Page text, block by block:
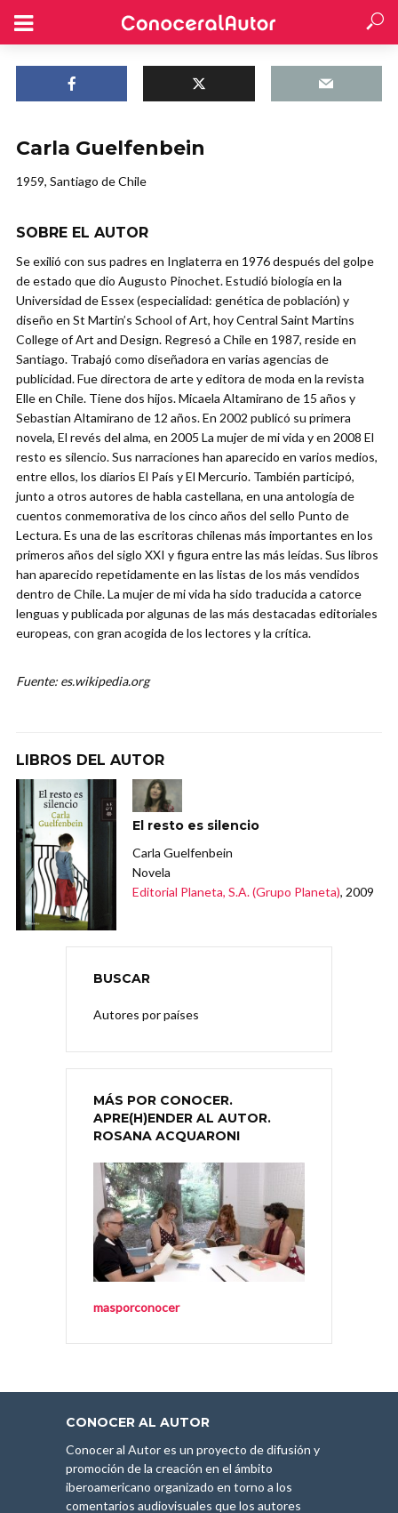
Carla Guelfenbein
1959, Santiago de Chile
SOBRE EL AUTOR
Se exilió con sus padres en Inglaterra en 1976 después del golpe
de estado que dio Augusto Pinochet. Estudió biología en la
Universidad de Essex (especialidad: genética de población) y
diseño en St Martin’s School of Art, hoy Central Saint Martins
College of Art and Design. Regresó a Chile en 1987, reside en
Santiago. Trabajó como diseñadora en varias agencias de
publicidad. Fue directora de arte y editora de moda en la revista
Elle en Chile. Tiene dos hijos. Micaela Altamirano de 15 años y
Sebastian Altamirano de 12 años. En 2002 publicó su primera
novela, El revés del alma, en 2005 La mujer de mi vida y en 2008 El
resto es silencio. Sus narraciones han aparecido en varios medios,
entre ellos, los diarios El País y El Mercurio. También participó,
junto a otros autores de habla castellana, en una antología de
cuentos conmemorativa de los cinco años del sello Punto de
Lectura. Es una de las escritoras chilenas más importantes en los
primeros años del siglo XXI y figura entre las más leídas. Sus libros
han aparecido repetidamente en las listas de los más vendidos
dentro de Chile. La mujer de mi vida ha sido traducida a catorce
lenguas y publicada por algunas de las más destacadas editoriales
europeas, con gran acogida de los lectores y la crítica.
Fuente: es.wikipedia.org
LIBROS DEL AUTOR
El resto es silencio
Carla Guelfenbein
Novela
Editorial Planeta, S.A. (Grupo Planeta), 2009
BUSCAR
Autores por países
MÁS POR CONOCER.
APRE(H)ENDER AL AUTOR.
ROSANA ACQUARONI
masporconocer
CONOCER AL AUTOR
Conocer al Autor es un proyecto de difusión y
promoción de la creación en el ámbito
iberoamericano organizado en torno a los
comentarios audiovisuales que los autores